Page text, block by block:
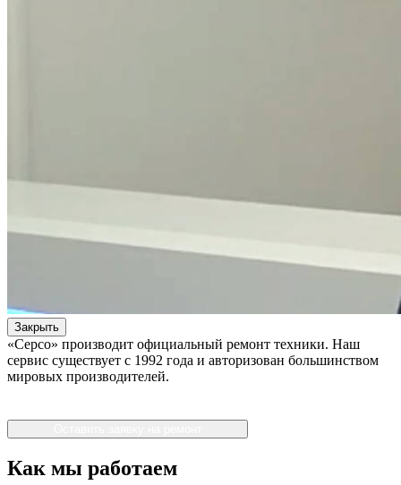
Закрыть
«Серсо» производит официальный ремонт техники. Наш
сервис существует с 1992 года и авторизован большинством
мировых производителей.
Как мы работаем